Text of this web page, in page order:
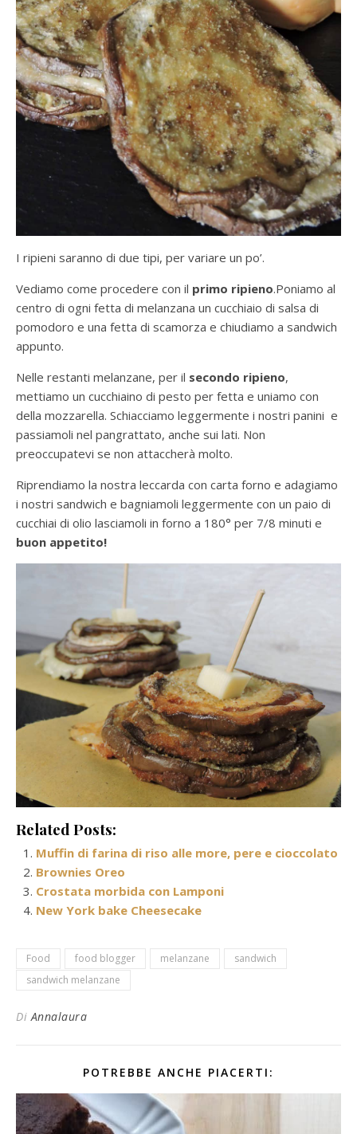
I ripieni saranno di due tipi, per variare un po’.
Vediamo come procedere con il primo ripieno.Poniamo al
centro di ogni fetta di melanzana un cucchiaio di salsa di
pomodoro e una fetta di scamorza e chiudiamo a sandwich
appunto.
Nelle restanti melanzane, per il secondo ripieno,
mettiamo un cucchiaino di pesto per fetta e uniamo con
della mozzarella. Schiacciamo leggermente i nostri panini e
passiamoli nel pangrattato, anche sui lati. Non
preoccupatevi se non attaccherà molto.
Riprendiamo la nostra leccarda con carta forno e adagiamo
i nostri sandwich e bagniamoli leggermente con un paio di
cucchiai di olio lasciamoli in forno a 180° per 7/8 minuti e
buon appetito!
Related Posts:
Muffin di farina di riso alle more, pere e cioccolato
Brownies Oreo
Crostata morbida con Lamponi
New York bake Cheesecake
Food food blogger melanzane
sandwich
sandwich melanzane
DiAnnalaura
POTREBBE ANCHE PIACERTI: